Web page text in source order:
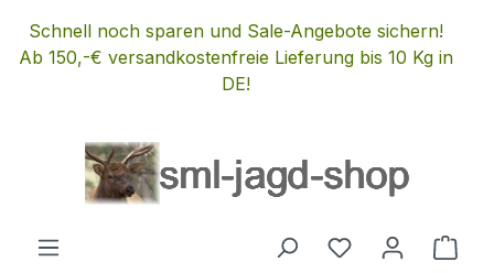
Zum Hauptinhalt springen
Schnell noch sparen und Sale-Angebote sichern!
Ab 150,-€ versandkostenfreie Lieferung bis 10 Kg in
DE!
Du hast 0